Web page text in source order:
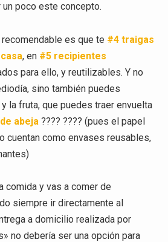
poco este concepto.
es que te #4 traigas
, en #5 recipientes
para ello, y reutilizables. Y no
sino también puedes
la fruta, que puedes traer envuelta
abeja ???? ???? (pues el papel
cuentan como envases reusables,
comida y vas a comer de
siempre ir directamente al
a domicilio realizada por
no debería ser una opción para